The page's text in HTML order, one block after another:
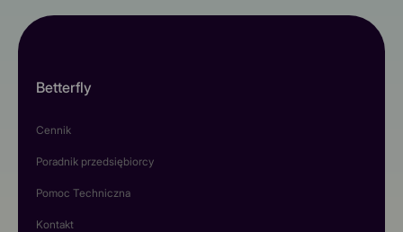
Betterfly
Cennik
Poradnik przedsiębiorcy
Pomoc Techniczna
Kontakt